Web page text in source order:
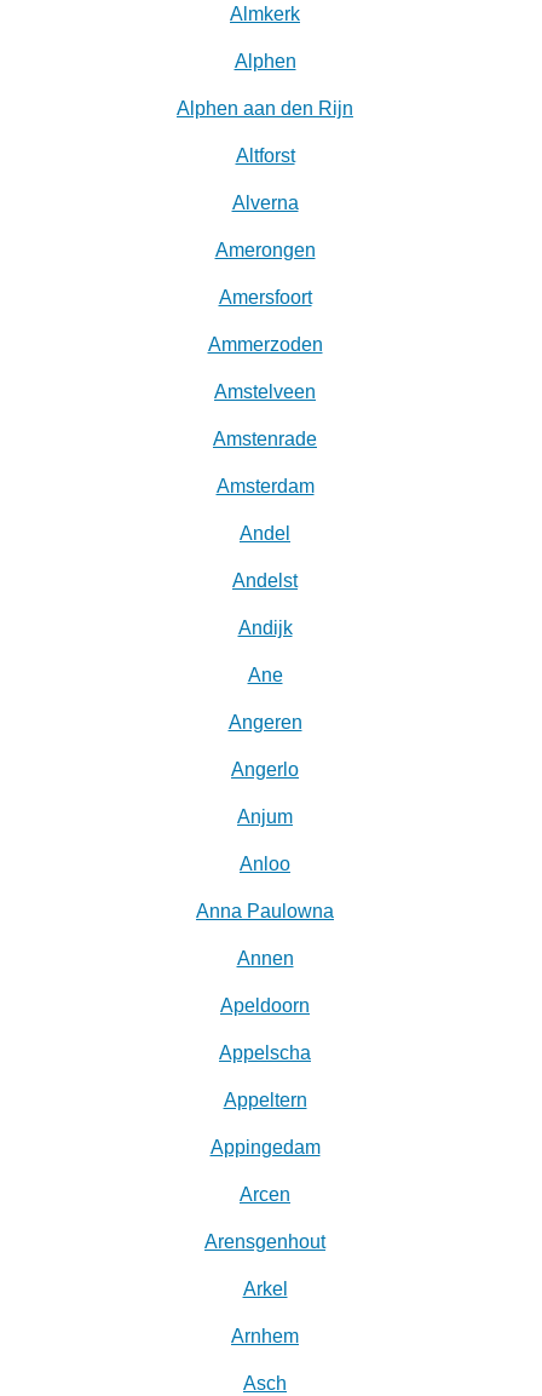
Almkerk
Alphen
Alphen aan den Rijn
Altforst
Alverna
Amerongen
Amersfoort
Ammerzoden
Amstelveen
Amstenrade
Amsterdam
Andel
Andelst
Andijk
Ane
Angeren
Angerlo
Anjum
Anloo
Anna Paulowna
Annen
Apeldoorn
Appelscha
Appeltern
Appingedam
Arcen
Arensgenhout
Arkel
Arnhem
Asch